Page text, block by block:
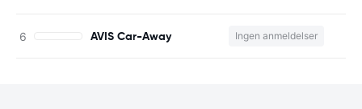
AVIS Car-Away Ingen anmeldelser